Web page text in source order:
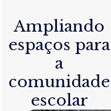
Ampliando
espaços para
a
comunidade
escolar